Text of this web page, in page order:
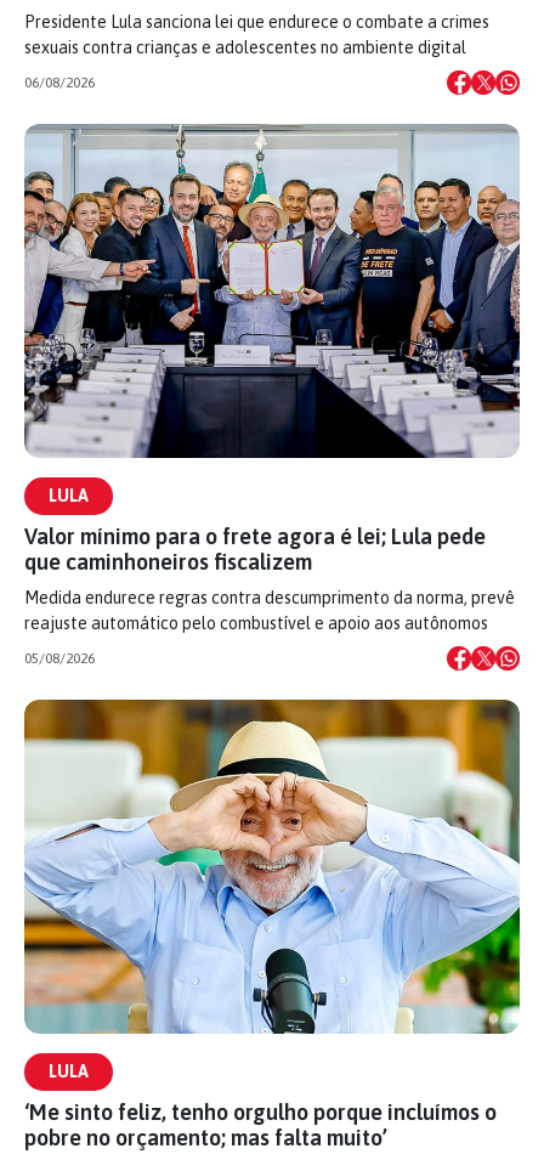
Presidente Lula sanciona lei que endurece o combate a crimes
sexuais contra crianças e adolescentes no ambiente digital
06/08/2026
LULA
Valor mínimo para o frete agora é lei; Lula pede
que caminhoneiros fiscalizem
Medida endurece regras contra descumprimento da norma, prevê
reajuste automático pelo combustível e apoio aos autônomos
05/08/2026
LULA
‘Me sinto feliz, tenho orgulho porque incluímos o
pobre no orçamento; mas falta muito’